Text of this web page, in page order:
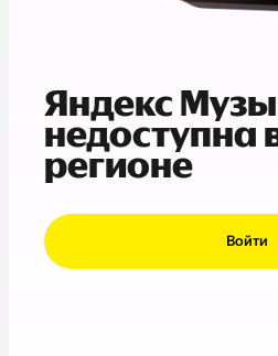
Яндекс
недоступна
регионе
Войти